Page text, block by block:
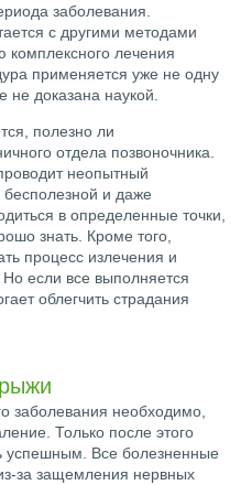
заболевания.
с другими методами
комплексного лечения
применяется уже не одну
не доказана наукой.
полезно ли
отдела позвоночника.
неопытный
бесполезной и даже
в определенные точки,
знать. Кроме того,
процесс излечения и
Но если все выполняется
облегчить страдания
заболевания необходимо,
Только после этого
успешным. Все болезненные
за защемления нервных